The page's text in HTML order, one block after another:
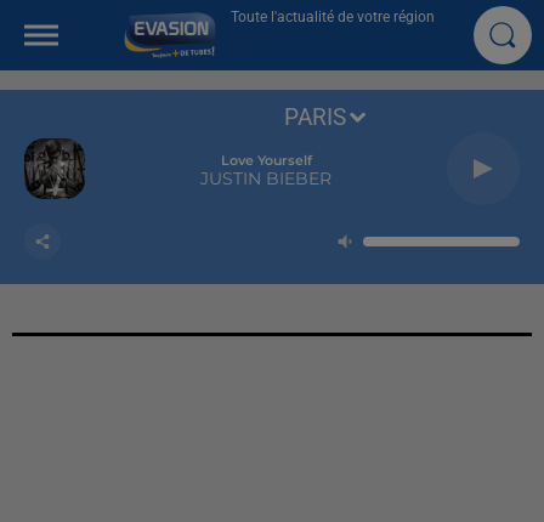
Toute l'actualité de votre région
Love Yourself
JUSTIN BIEBER
PARIS